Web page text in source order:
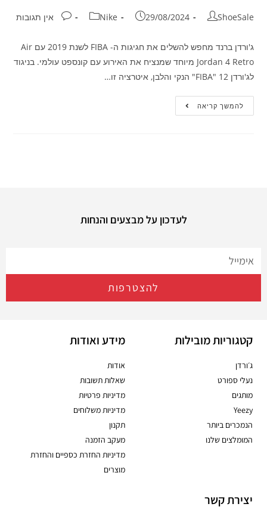
ShoeSale
29/08/2024
Nike אין תגובות
ג'ורדן ברנד מחפש להשלים את חגיגות ה- FIBA לשנת 2019 עם Air
Jordan 4 Retro מיוחד שמנציח את האירוע עם קונספט עולמי. בניגוד
לג'ורדן 12 "FIBA" הנקי והלבן, איטרציה זו…
להמשך קריאה
לעדכון על מבצעים והנחות
להצטרפות
קטגוריות מובילות
ג׳ורדן
נעלי ספורט
מותגים
Yeezy
הנמכרים ביותר
המומלצים שלנו
מידע ואודות
אודות
שאלות תשובות
מדיניות פרטיות
מדיניות משלוחים
תקנון
מעקב הזמנה
מדיניות החזרת כספיים והחזרת
מוצרים
יצירת קשר